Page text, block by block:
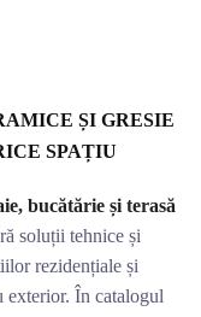
ȘI GRESIE
SPAȚIU
bucătărie și terasă
soluții tehnice și
rezidențiale și
exterior. În catalogul